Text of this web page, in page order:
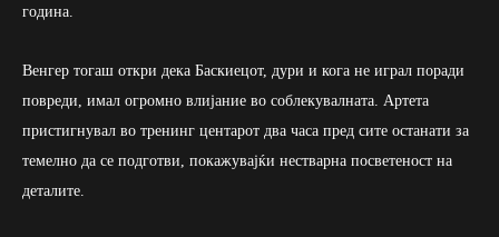
година.
Венгер тогаш откри дека Баскиецот, дури и кога не играл поради
повреди, имал огромно влијание во соблекувалната. Артета
пристигнувал во тренинг центарот два часа пред сите останати за
темелно да се подготви, покажувајќи нестварна посветеност на
деталите.